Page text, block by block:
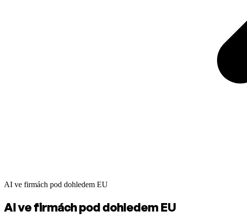
AI ve firmách pod dohledem EU
AI ve firmách pod dohledem EU